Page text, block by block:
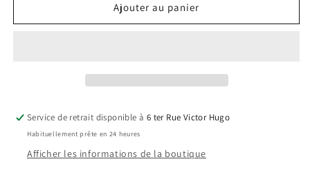
One
Nami
-
Special
One
Nami
-
Special
Ajouter au panier
Service de retrait disponible à 6 ter Rue Victor Hugo
Habituellement prête en 24 heures
Afficher les informations de la boutique